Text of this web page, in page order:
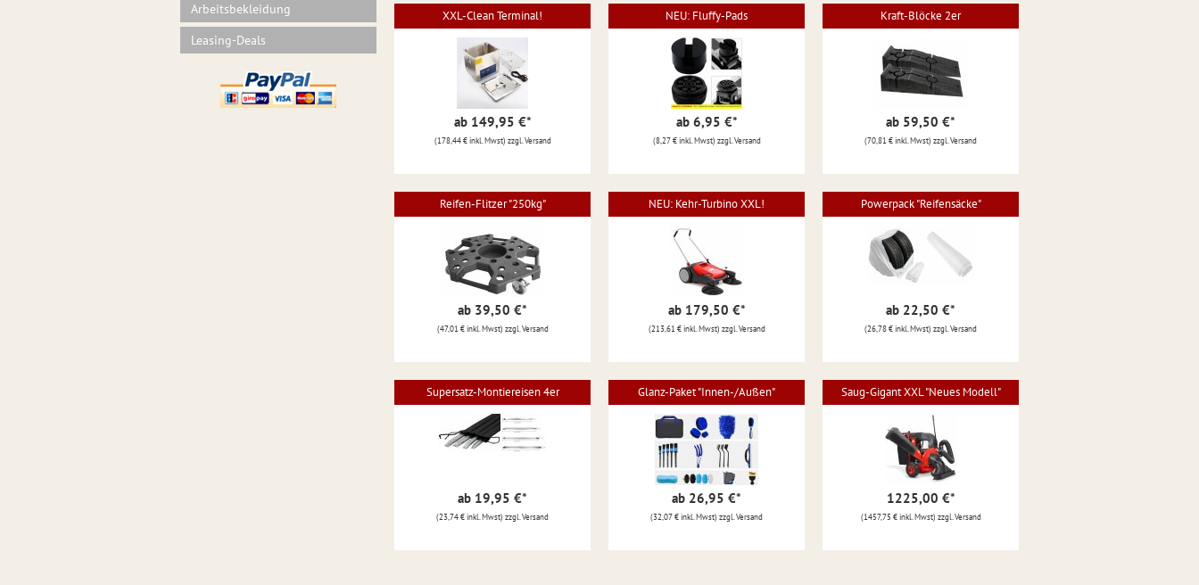
Arbeitsbekleidung
Leasing-Deals
XXL-Clean Terminal!
ab 149,95 €*
(178,44 € inkl. Mwst) zzgl. Versand
NEU: Fluffy-Pads
ab 6,95 €*
(8,27 € inkl. Mwst) zzgl. Versand
Kraft-Blöcke 2er
ab 59,50 €*
(70,81 € inkl. Mwst) zzgl. Versand
Reifen-Flitzer "250kg"
ab 39,50 €*
(47,01 € inkl. Mwst) zzgl. Versand
NEU: Kehr-Turbino XXL!
ab 179,50 €*
(213,61 € inkl. Mwst) zzgl. Versand
Powerpack "Reifensäcke"
ab 22,50 €*
(26,78 € inkl. Mwst) zzgl. Versand
Supersatz-Montiereisen 4er
ab 19,95 €*
(23,74 € inkl. Mwst) zzgl. Versand
Glanz-Paket "Innen-/Außen"
ab 26,95 €*
(32,07 € inkl. Mwst) zzgl. Versand
Saug-Gigant XXL "Neues Modell"
1225,00 €*
(1457,75 € inkl. Mwst) zzgl. Versand